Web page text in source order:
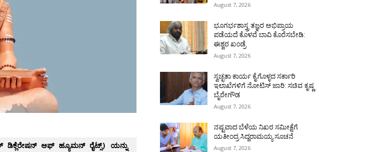
ಆಫ್ ಹ್ಯೂಮನ್ ರೈಟ್ಸ್) ಯನ್ನು
August 7, 2026
ಭೂಗರ್ಭಶಾಸ್ತ್ರ ತಜ್ಞರ ಅಭಿಪ್ರಾಯ
ಪಡೆಯದೆ ಕೊಳವೆ ಬಾವಿ ಕೊರೆಸಬೇಡಿ:
ಈಶ್ವರ ಖಂಡ್ರೆ
August 7, 2026
ಸ್ವಚ್ಛತಾ ಕಾರ್ಯ ಕೈಗೊಳ್ಳದ ಸರ್ಕಾರಿ
ಇಲಾಖೆಗಳಿಗೆ ನೋಟಿಸ್ ಜಾರಿ: ಸಚಿವ ಕೃಷ್ಣ
ಬೈರೇಗೌಡ
August 7, 2026
ನಷ್ಟವಾದ ಬೆಳೆಯ ನಿಖರ ಸಮೀಕ್ಷೆಗೆ
ಯತೀಂದ್ರ ಸಿದ್ದರಾಮಯ್ಯ ಸೂಚನೆ
August 7, 2026